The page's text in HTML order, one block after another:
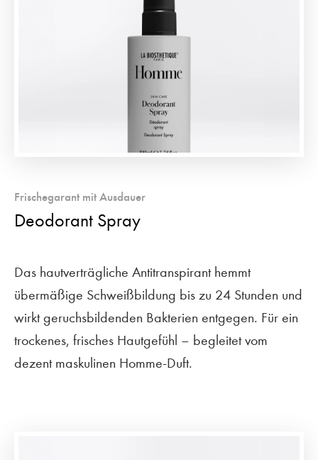
Frischegarant mit Ausdauer
Deodorant Spray
Das hautverträgliche Antitranspirant hemmt
übermäßige Schweißbildung bis zu 24 Stunden und
wirkt geruchsbildenden Bakterien entgegen. Für ein
trockenes, frisches Hautgefühl – begleitet vom
dezent maskulinen Homme-Duft.